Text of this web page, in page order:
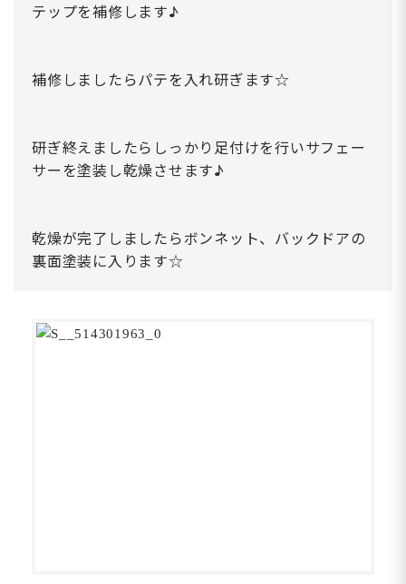
テップを補修します♪
補修しましたらパテを入れ研ぎます☆
研ぎ終えましたらしっかり足付けを行いサフェー
サーを塗装し乾燥させます♪
乾燥が完了しましたらボンネット、バックドアの
裏面塗装に入ります☆